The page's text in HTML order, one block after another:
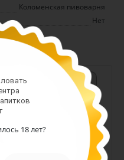
Коломенская пивоварня
Нет
Арт. 10990
темное
Алк: 5%
18 лет?